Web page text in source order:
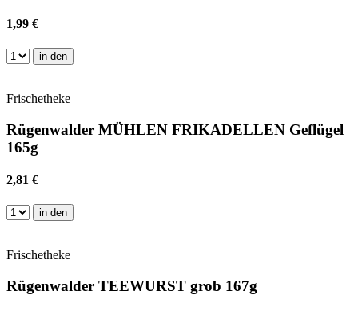
1,99 €
in den
Frischetheke
Rügenwalder MÜHLEN FRIKADELLEN Geflügel
165g
2,81 €
in den
Frischetheke
Rügenwalder TEEWURST grob 167g